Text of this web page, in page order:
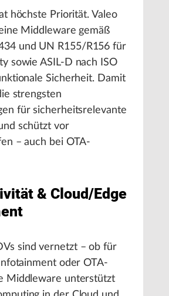
höchste Priorität. Valeo
Middleware gemäß
und UN R155/R156 für
sowie ASIL-D nach ISO
Sicherheit. Damit
strengsten
für sicherheitsrelevante
schützt vor
– auch bei OTA-
& Cloud/Edge
sind vernetzt – ob für
oder OTA-
Middleware unterstützt